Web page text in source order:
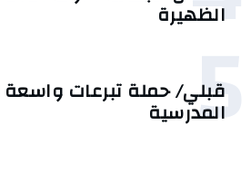
الظهيرة
5
قبلي/ حملة تبرعات واسعة
المدرسية